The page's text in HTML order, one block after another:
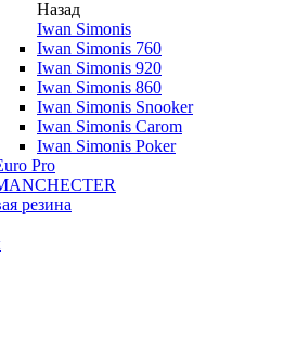
Назад
Iwan Simonis
Iwan Simonis 760
Iwan Simonis 920
Iwan Simonis 860
Iwan Simonis Snooker
Iwan Simonis Carom
Iwan Simonis Poker
Pro
резина